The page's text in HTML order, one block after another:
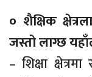
० शैक्षिक
जस्तो लाग्छ
– शिक्षा